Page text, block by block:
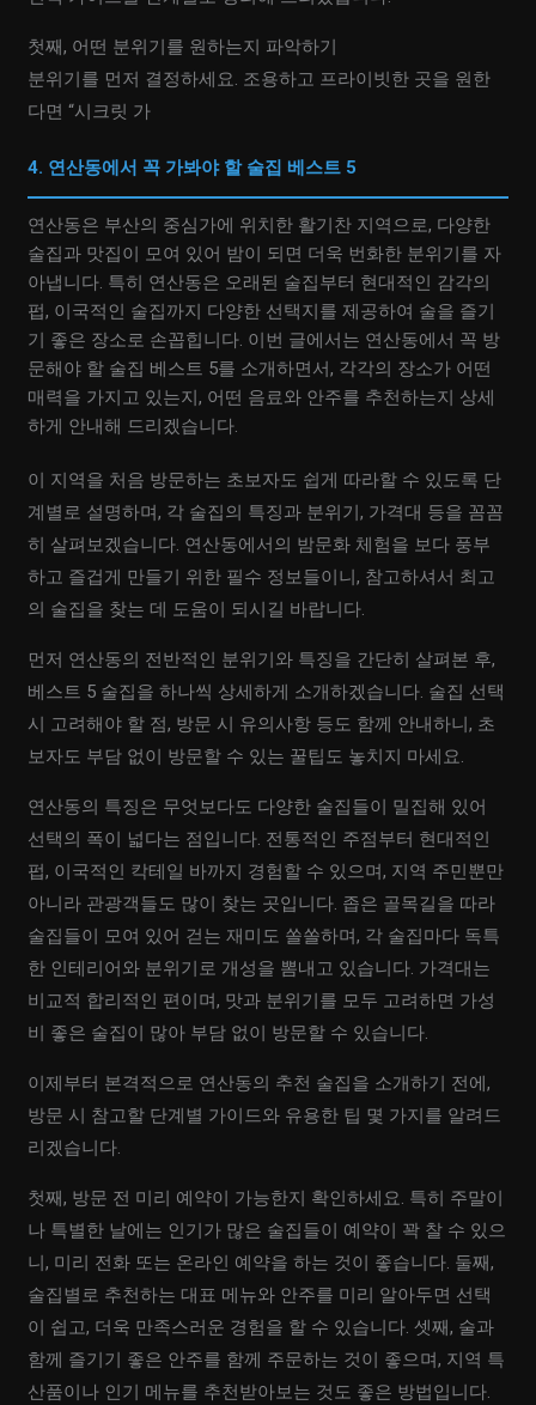
첫째, 어떤 분위기를 원하는지 파악하기
분위기를 먼저 결정하세요. 조용하고 프라이빗한 곳을 원한
다면 “시크릿 가
4. 연산동에서 꼭 가봐야 할 술집 베스트 5
연산동은 부산의 중심가에 위치한 활기찬 지역으로, 다양한
술집과 맛집이 모여 있어 밤이 되면 더욱 번화한 분위기를 자
아냅니다. 특히 연산동은 오래된 술집부터 현대적인 감각의
펍, 이국적인 술집까지 다양한 선택지를 제공하여 술을 즐기
기 좋은 장소로 손꼽힙니다. 이번 글에서는 연산동에서 꼭 방
문해야 할 술집 베스트 5를 소개하면서, 각각의 장소가 어떤
매력을 가지고 있는지, 어떤 음료와 안주를 추천하는지 상세
하게 안내해 드리겠습니다.
이 지역을 처음 방문하는 초보자도 쉽게 따라할 수 있도록 단
계별로 설명하며, 각 술집의 특징과 분위기, 가격대 등을 꼼꼼
히 살펴보겠습니다. 연산동에서의 밤문화 체험을 보다 풍부
하고 즐겁게 만들기 위한 필수 정보들이니, 참고하셔서 최고
의 술집을 찾는 데 도움이 되시길 바랍니다.
먼저 연산동의 전반적인 분위기와 특징을 간단히 살펴본 후,
베스트 5 술집을 하나씩 상세하게 소개하겠습니다. 술집 선택
시 고려해야 할 점, 방문 시 유의사항 등도 함께 안내하니, 초
보자도 부담 없이 방문할 수 있는 꿀팁도 놓치지 마세요.
연산동의 특징은 무엇보다도 다양한 술집들이 밀집해 있어
선택의 폭이 넓다는 점입니다. 전통적인 주점부터 현대적인
펍, 이국적인 칵테일 바까지 경험할 수 있으며, 지역 주민뿐만
아니라 관광객들도 많이 찾는 곳입니다. 좁은 골목길을 따라
술집들이 모여 있어 걷는 재미도 쏠쏠하며, 각 술집마다 독특
한 인테리어와 분위기로 개성을 뽐내고 있습니다. 가격대는
비교적 합리적인 편이며, 맛과 분위기를 모두 고려하면 가성
비 좋은 술집이 많아 부담 없이 방문할 수 있습니다.
이제부터 본격적으로 연산동의 추천 술집을 소개하기 전에,
방문 시 참고할 단계별 가이드와 유용한 팁 몇 가지를 알려드
리겠습니다.
첫째, 방문 전 미리 예약이 가능한지 확인하세요. 특히 주말이
나 특별한 날에는 인기가 많은 술집들이 예약이 꽉 찰 수 있으
니, 미리 전화 또는 온라인 예약을 하는 것이 좋습니다. 둘째,
술집별로 추천하는 대표 메뉴와 안주를 미리 알아두면 선택
이 쉽고, 더욱 만족스러운 경험을 할 수 있습니다. 셋째, 술과
함께 즐기기 좋은 안주를 함께 주문하는 것이 좋으며, 지역 특
산품이나 인기 메뉴를 추천받아보는 것도 좋은 방법입니다.